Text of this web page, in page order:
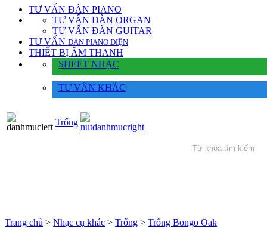
TƯ VẤN ĐÀN PIANO
TƯ VẤN ÐÀN ORGAN
TƯ VẤN ÐÀN GUITAR
TƯ VẤN ÐÀN PIANO ÐIỆN
THIẾT BỊ ÂM THANH
SHEET NHẠC
TƯ VẤN KHÁC
Trống
Trang chủ > Nhạc cụ khác > Trống > Trống Bongo Oak